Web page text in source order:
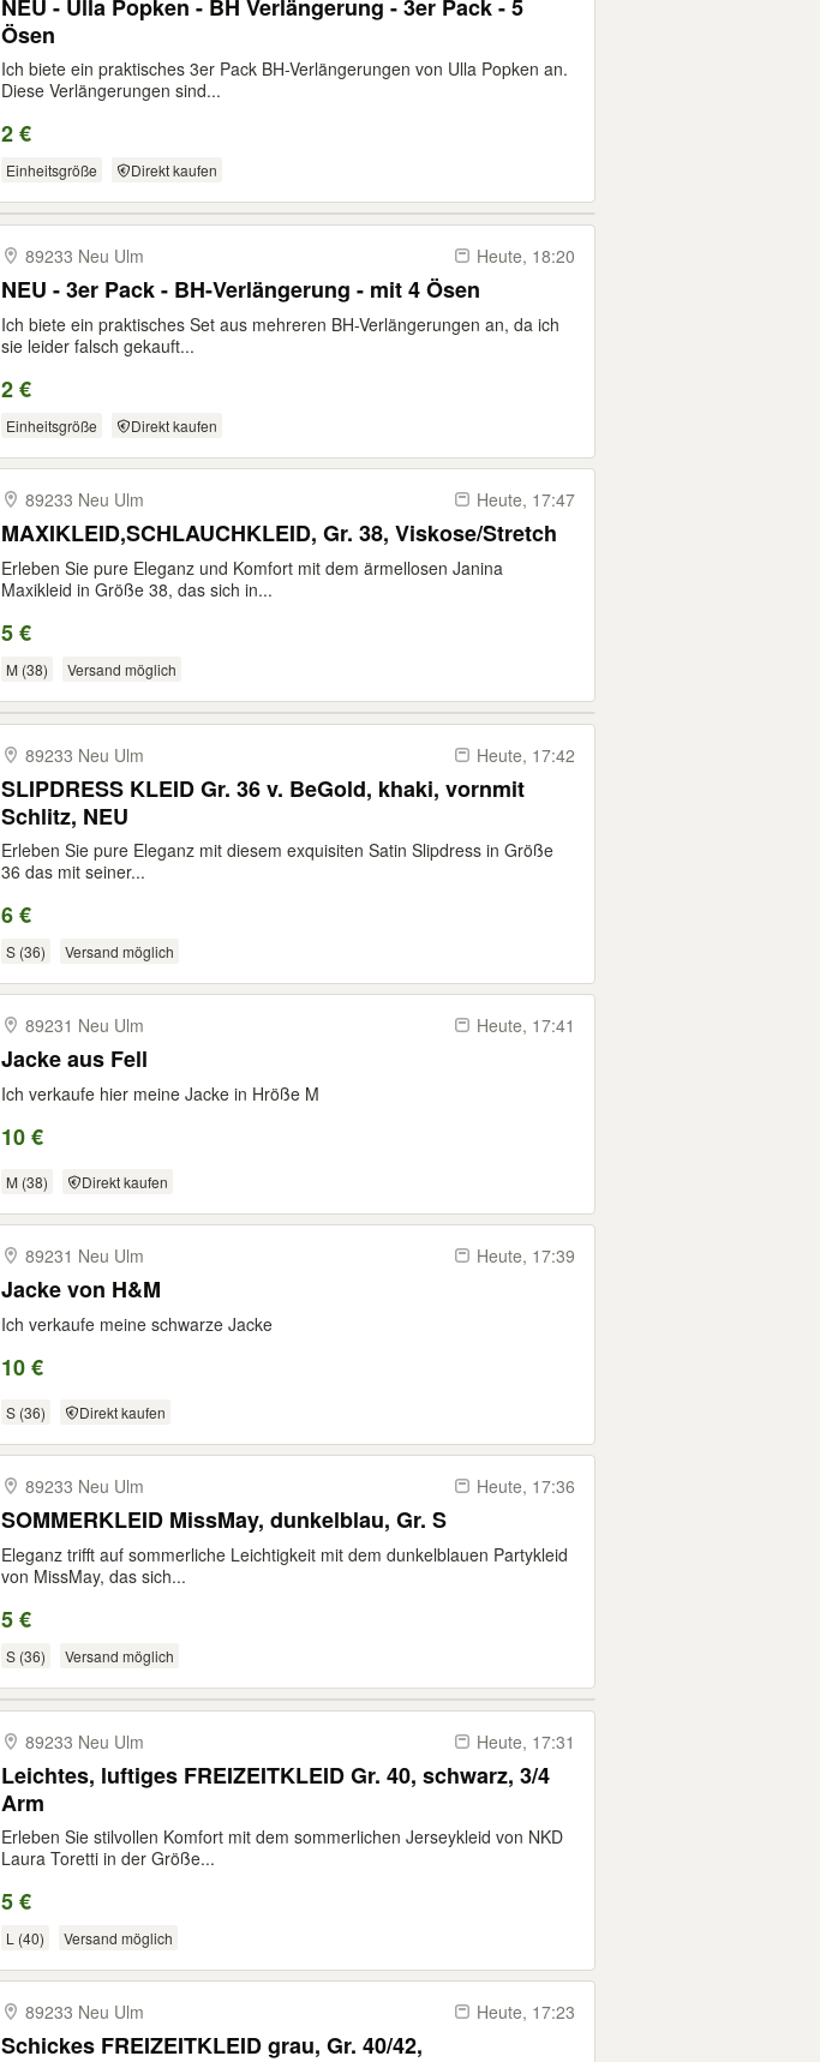
NEU - Ulla Popken - BH Verlängerung - 3er Pack - 5
Ösen
Ich biete ein praktisches 3er Pack BH-Verlängerungen von Ulla Popken an.
Diese Verlängerungen sind...
2 €
Einheitsgröße Direkt kaufen
89233 Neu Ulm Heute, 18:20
NEU - 3er Pack - BH-Verlängerung - mit 4 Ösen
Ich biete ein praktisches Set aus mehreren BH-Verlängerungen an, da ich
sie leider falsch gekauft...
2 €
Einheitsgröße Direkt kaufen
89233 Neu Ulm Heute, 17:47
MAXIKLEID,SCHLAUCHKLEID, Gr. 38, Viskose/Stretch
Erleben Sie pure Eleganz und Komfort mit dem ärmellosen Janina
Maxikleid in Größe 38, das sich in...
5 €
M (38) Versand möglich
89233 Neu Ulm Heute, 17:42
SLIPDRESS KLEID Gr. 36 v. BeGold, khaki, vornmit
Schlitz, NEU
Erleben Sie pure Eleganz mit diesem exquisiten Satin Slipdress in Größe
36 das mit seiner...
6 €
S (36) Versand möglich
89231 Neu Ulm Heute, 17:41
Jacke aus Fell
Ich verkaufe hier meine Jacke in Hröße M
10 €
M (38) Direkt kaufen
89231 Neu Ulm Heute, 17:39
Jacke von H&M
Ich verkaufe meine schwarze Jacke
10 €
S (36) Direkt kaufen
89233 Neu Ulm Heute, 17:36
SOMMERKLEID MissMay, dunkelblau, Gr. S
Eleganz trifft auf sommerliche Leichtigkeit mit dem dunkelblauen Partykleid
von MissMay, das sich...
5 €
S (36) Versand möglich
89233 Neu Ulm Heute, 17:31
Leichtes, luftiges FREIZEITKLEID Gr. 40, schwarz, 3/4
Arm
Erleben Sie stilvollen Komfort mit dem sommerlichen Jerseykleid von NKD
Laura Toretti in der Größe...
5 €
L (40) Versand möglich
89233 Neu Ulm Heute, 17:23
Schickes FREIZEITKLEID grau, Gr. 40/42,